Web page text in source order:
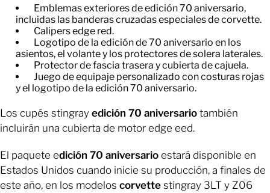
Emblemas exteriores de edición 70 aniversario,
incluidas las banderas cruzadas especiales de corvette.
Calipers edge red.
Logotipo de la edición de 70 aniversario en los
asientos, el volante y los protectores de solera laterales.
Protector de fascia trasera y cubierta de cajuela.
Juego de equipaje personalizado con costuras rojas
y el logotipo de la edición 70 aniversario.
Los cupés stingray edición 70 aniversario también
incluirán una cubierta de motor edge eed.
El paquete edición 70 aniversario estará disponible en
Estados Unidos cuando inicie su producción, a finales de
este año, en los modelos corvette stingray 3LT y Z06